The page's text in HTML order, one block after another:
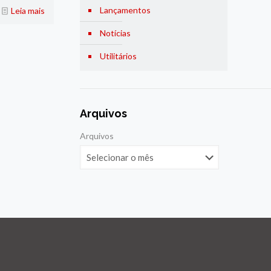
Leia mais Lançamentos
Notícias
Utilitários
Arquivos
Arquivos